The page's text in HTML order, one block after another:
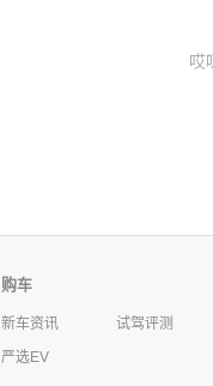
哎
购车
新车资讯
试驾评测
严选EV